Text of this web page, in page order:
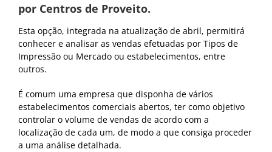
por Centros de Proveito.
Esta opção, integrada na atualização de abril, permitirá
conhecer e analisar as vendas efetuadas por Tipos de
Impressão ou Mercado ou estabelecimentos, entre
outros.
É comum uma empresa que disponha de vários
estabelecimentos comerciais abertos, ter como objetivo
controlar o volume de vendas de acordo com a
localização de cada um, de modo a que consiga proceder
a uma análise detalhada.